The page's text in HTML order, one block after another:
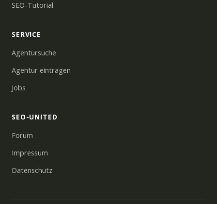
SEO-Tutorial
SERVICE
Agentursuche
Agentur eintragen
Jobs
SEO-UNITED
Forum
Impressum
Datenschutz